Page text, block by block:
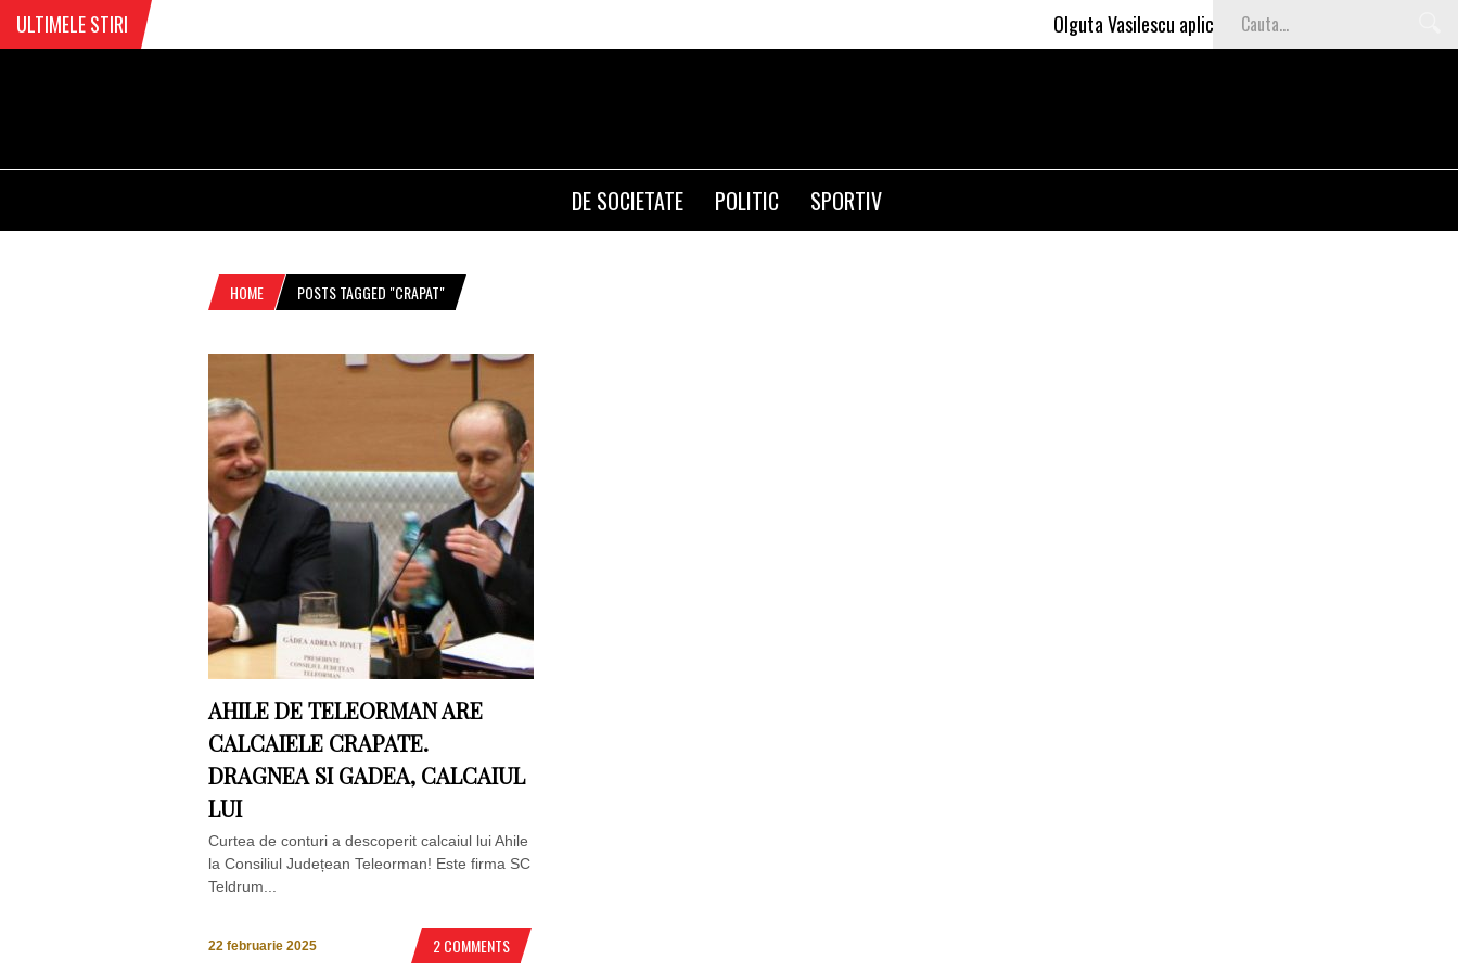
ULTIMELE STIRI Olguta Vasilescu aplica invataturile lui Nea Marin:
DE SOCIETATE POLITIC SPORTIV
HOME POSTS TAGGED "CRAPAT"
AHILE DE TELEORMAN ARE
CALCAIELE CRAPATE.
DRAGNEA SI GADEA, CALCAIUL
LUI
Curtea de conturi a descoperit calcaiul lui Ahile
la Consiliul Județean Teleorman! Este firma SC
Teldrum...
22 februarie 2025 2 COMMENTS